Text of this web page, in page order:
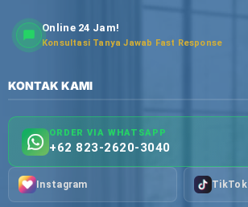
Online 24 Jam!
Konsultasi Tanya Jawab Fast Response
KONTAK KAMI
ORDER VIA WHATSAPP
+62 823-2620-3040
Instagram TikTok